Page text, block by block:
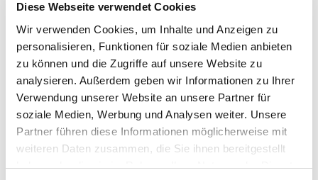
Diese Webseite verwendet Cookies
Wir verwenden Cookies, um Inhalte und Anzeigen zu
personalisieren, Funktionen für soziale Medien anbieten
zu können und die Zugriffe auf unsere Website zu
analysieren. Außerdem geben wir Informationen zu Ihrer
Verwendung unserer Website an unsere Partner für
soziale Medien, Werbung und Analysen weiter. Unsere
Partner führen diese Informationen möglicherweise mit
weiteren Daten zusammen, die Sie ihnen bereitgestellt
haben oder die sie im Rahmen Ihrer Nutzung der Dienste
Details
Baumwallsweg 5
17034 Neubrandenburg
OG - Lübz
19386 Lübz